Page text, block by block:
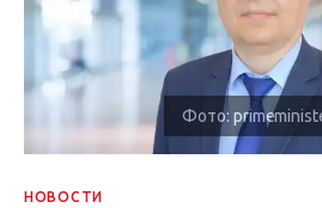
Видео
Barys Sport
НОВОСТИ